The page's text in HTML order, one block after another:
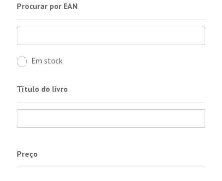
Procurar por EAN
Em stock
Título do livro
Preço